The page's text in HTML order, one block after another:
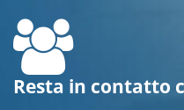
Resta in contatto